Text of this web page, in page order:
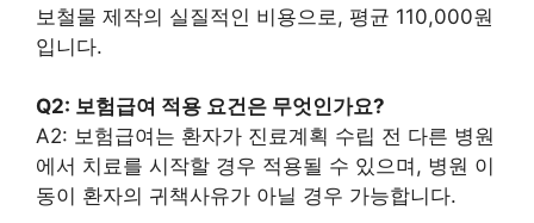
보철물 제작의 실질적인 비용으로, 평균 110,000원
입니다.
Q2: 보험급여 적용 요건은 무엇인가요?
A2: 보험급여는 환자가 진료계획 수립 전 다른 병원
에서 치료를 시작할 경우 적용될 수 있으며, 병원 이
동이 환자의 귀책사유가 아닐 경우 가능합니다.